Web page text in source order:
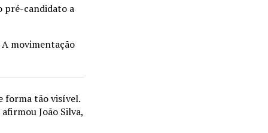
pré-candidato a
movimentação
forma tão visível.
João Silva,